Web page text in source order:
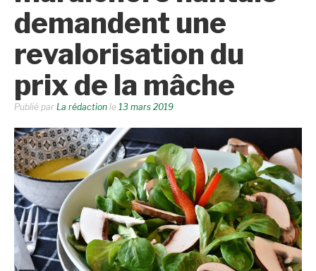
demandent une
revalorisation du
prix de la mâche
Publié par La rédaction le 13 mars 2019